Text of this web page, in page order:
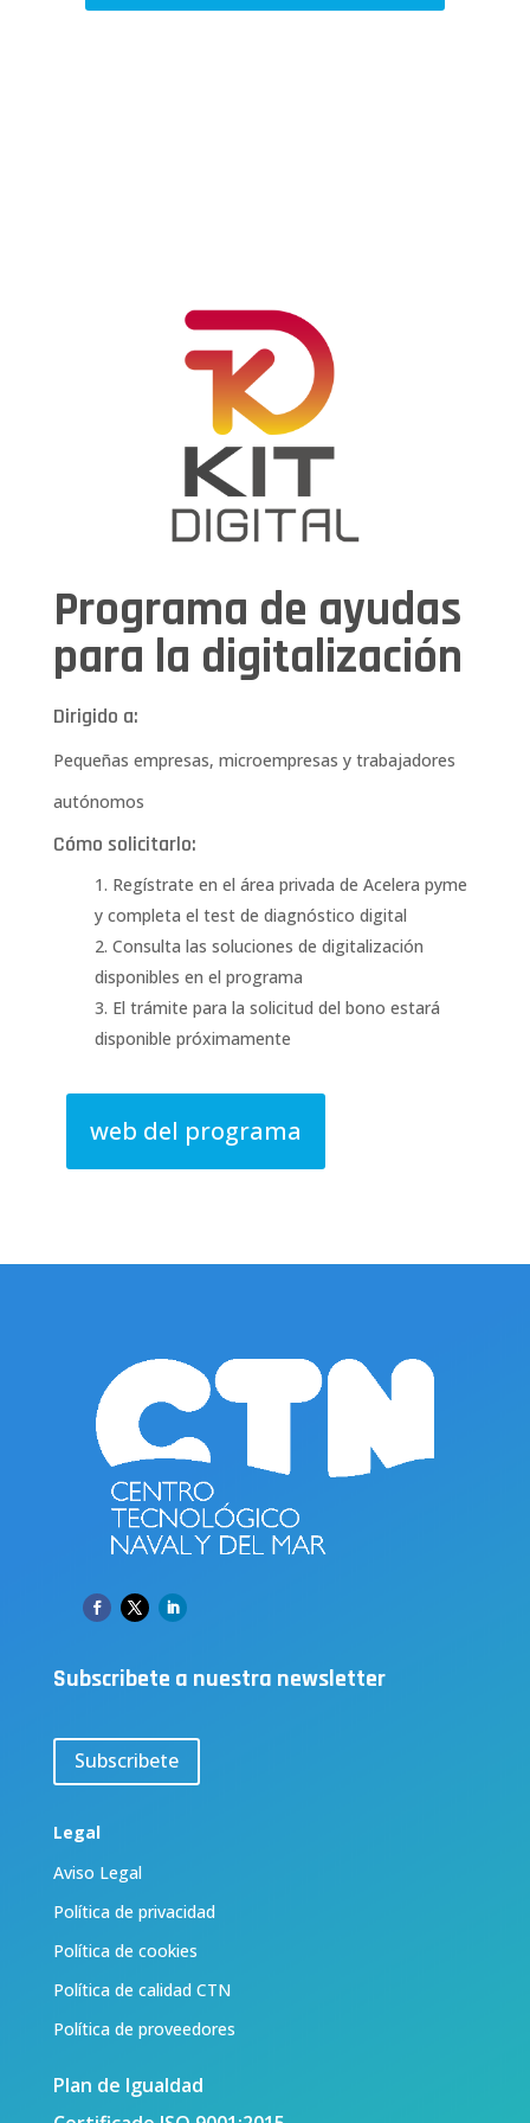
Programa de ayudas
para la digitalización
Dirigido a:
Pequeñas empresas, microempresas y trabajadores
autónomos
Cómo solicitarlo:
Regístrate en el área privada de Acelera pyme
y completa el test de diagnóstico digital
Consulta las soluciones de digitalización
disponibles en el programa
El trámite para la solicitud del bono estará
disponible próximamente
web del programa
Subscribete a nuestra newsletter
Subscribete
Legal
Aviso Legal
Política de privacidad
Política de cookies
Política de calidad CTN
Política de proveedores
Plan de Igualdad